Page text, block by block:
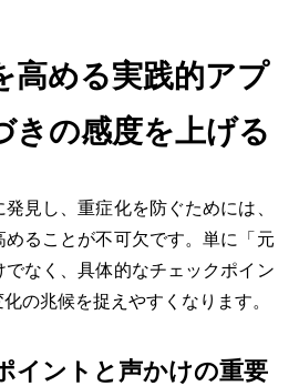
高める実践的アプ
きの感度を上げる
見し、重症化を防ぐためには、
めることが不可欠です。単に「元
なく、具体的なチェックポイン
の兆候を捉えやすくなります。
イントと声かけの重要